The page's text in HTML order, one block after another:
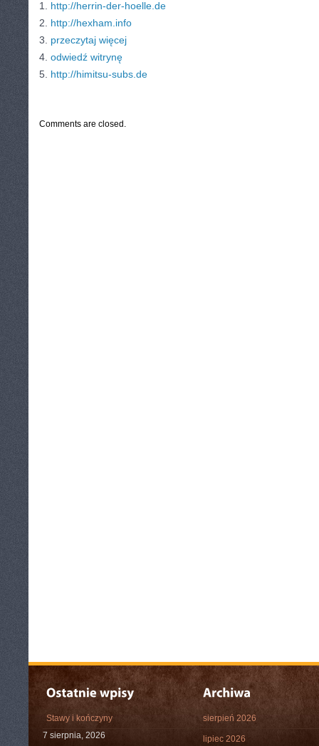
1. http://herrin-der-hoelle.de
2. http://hexham.info
3. przeczytaj więcej
4. odwiedź witrynę
5. http://himitsu-subs.de
Comments are closed.
Stawy i kończyny
7 sierpnia, 2026
sierpień 2026
lipiec 2026